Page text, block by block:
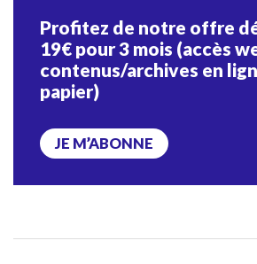
Profitez de notre offre
19€ pour 3 mois (accès
contenus/archives en
papier)
JE M’ABONNE